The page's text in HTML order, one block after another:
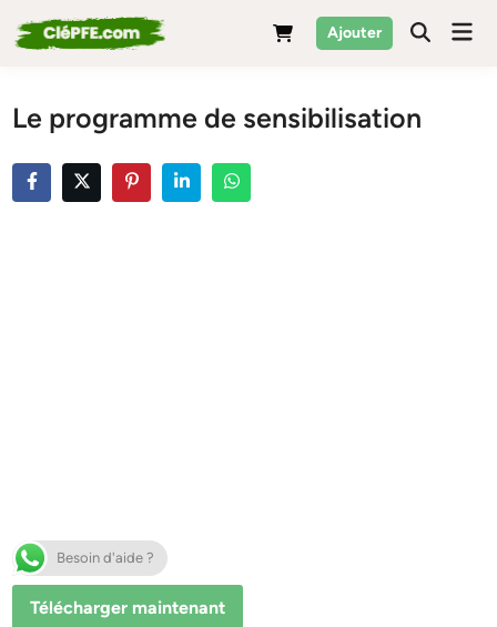
to
Ajouter
Le programme de sensibilisation
Besoin d'aide ?
Télécharger maintenant